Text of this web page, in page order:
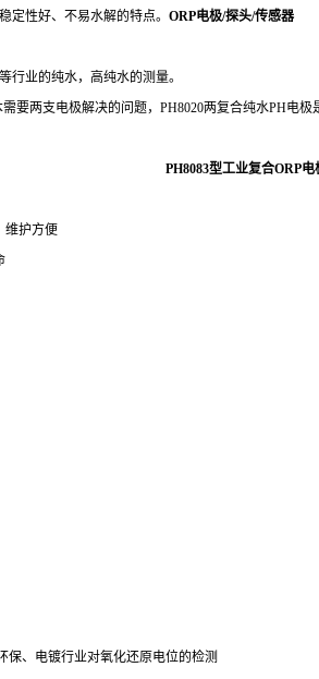
定性好、不易水解的特点。 ORP电极/探头/传感器
行业的纯水，高纯水的测量。
两支电极解决的问题，PH8020两复合纯水PH电极
PH8083型工业复合ORP电
维护方便
保、电镀行业对氧化还原电位的检测